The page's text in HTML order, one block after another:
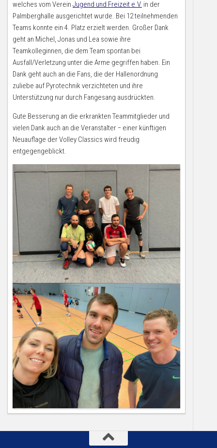
welches vom Verein Jugend und Freizeit e.V. in der
Palmberghalle ausgerichtet wurde. Bei 12 teilnehmenden
Teams konnte ein 4. Platz erzielt werden. Großer Dank
geht an Michel, Jonas und Lea sowie ihre
Teamkolleginnen, die dem Team spontan bei
Ausfall/Verletzung unter die Arme gegriffen haben. Ein
Dank geht auch an die Fans, die der Hallenordnung
zuliebe auf Pyrotechnik verzichteten und ihre
Unterstützung nur durch Fangesang ausdrückten.
Gute Besserung an die erkrankten Teammitglieder und
vielen Dank auch an die Veranstalter − einer künftigen
Neuauflage der Volley Classics wird freudig
entgegengeblickt.